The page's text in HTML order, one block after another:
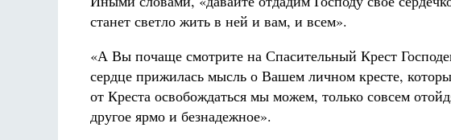
станет светло жить в ней и вам, и всем».
«А Вы почаще смотрите на Спасительный Крест
сердце прижилась мысль о Вашем личном кресте,
от Креста освобождаться мы можем, только совсем
другое ярмо и безнадежное».